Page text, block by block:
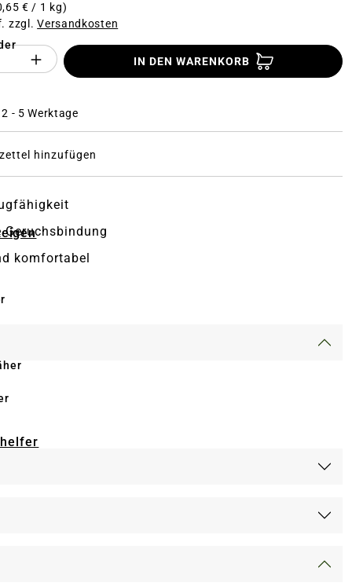
€ / 1 kg)
zzgl.Versandkosten
des Produktes "%product%":
IN DEN WARENKORB
- 5 Werktage
hinzufügen
Geruchsbindung
komfortabel